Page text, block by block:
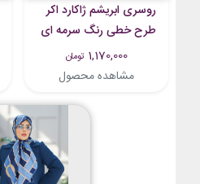
روسری ابریشم ژاکارد اکر
طرح خطی رنگ سرمه ای
1,170,000 تومان
مشاهده محصول